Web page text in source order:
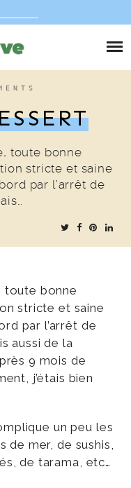
toute bonne
stricte et saine
par l’arrêt de
toute bonne
stricte et saine
par l’arrêt de
aussi de la
9 mois de
j’étais bien
un peu les
de mer, de sushis,
de tarama, etc…